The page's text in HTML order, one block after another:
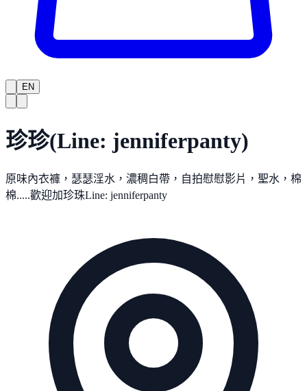
EN
珍珍(Line: jenniferpanty)
原味內衣褲，瑟瑟淫水，濃稠白帶，自拍慰慰影片，聖水，棉
棉.....歡迎加珍珠Line: jenniferpanty